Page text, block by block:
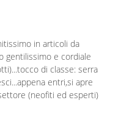
in articoli da
gentilissimo e cordiale
di classe: serra
entri,si apre
(neofiti ed esperti)